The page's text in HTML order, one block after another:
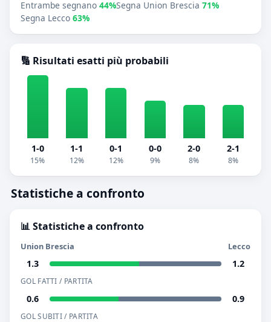
Entrambe segnano 44%Segna Union Brescia 71%
Segna Lecco 63%
🔢 Risultati esatti più probabili
1-0
15%
1-1
12%
0-1
12%
0-0
9%
2-0
8%
2-1
8%
Statistiche a confronto
📊 Statistiche a confronto
Union Brescia Lecco
1.3 1.2
GOL FATTI / PARTITA
0.6 0.9
GOL SUBITI / PARTITA